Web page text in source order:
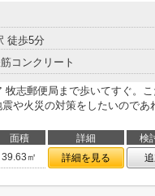
徒歩5分
コンクリート
志郵便局まで歩いてすぐ。こ
や火災の対策をしたいのであ
面積 詳細
検
39.63㎡ 詳細を見る